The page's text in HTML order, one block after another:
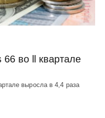
во ll квартале
выросла в 4,4 раза